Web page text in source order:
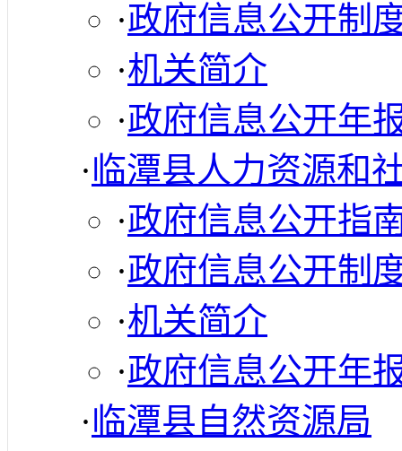
·政府信息公开制
·机关简介
·政府信息公开年
·临潭县人力资源和
·政府信息公开指
·政府信息公开制
·机关简介
·政府信息公开年
·临潭县自然资源局